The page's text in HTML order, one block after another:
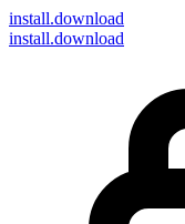
install.download
install.download